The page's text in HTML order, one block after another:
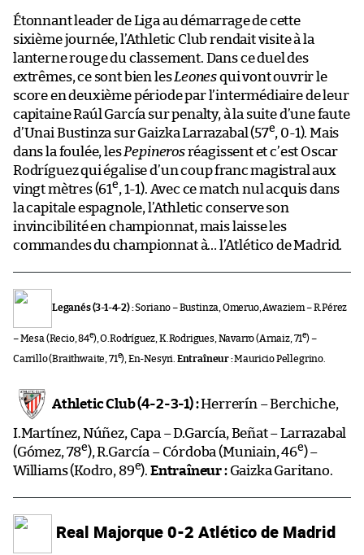
Étonnant leader de Liga au démarrage de cette
sixième journée, l’Athletic Club rendait visite à la
lanterne rouge du classement. Dans ce duel des
extrêmes, ce sont bien lesLeonesqui vont ouvrir le
score en deuxième période par l’intermédiaire de leur
capitaine Raúl García sur penalty, à la suite d’une faute
d’Unai Bustinza sur Gaizka Larrazabal (57e, 0-1). Mais
dans la foulée, lesPepinerosréagissent et c’est Oscar
Rodríguez qui égalise d’un coup franc magistral aux
vingt mètres (61e, 1-1). Avec ce match nul acquis dans
la capitale espagnole, l’Athletic conserve son
invincibilité en championnat, mais laisse les
commandes du championnat à… l’Atlético de Madrid.
Leganés (3-1-4-2) :Soriano – Bustinza, Omeruo, Awaziem – R.Pérez
– Mesa (Recio, 84e), O.Rodríguez, K.Rodrigues, Navarro (Arnaiz, 71e) –
Carrillo (Braithwaite, 71e), En-Nesyri. Entraîneur :Mauricio Pellegrino.
Athletic Club (4-2-3-1) :Herrerín – Berchiche,
I.Martínez, Núñez, Capa – D.García, Beñat – Larrazabal
(Gómez, 78e), R.García – Córdoba (Muniain, 46e) –
Williams (Kodro, 89e). Entraîneur :Gaizka Garitano.
Real Majorque 0-2 Atlético de Madrid